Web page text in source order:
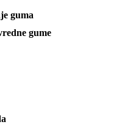
guma
gume